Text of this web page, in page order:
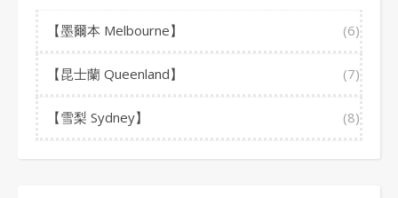
【墨爾本 Melbourne】 (6)
【昆士蘭 Queenland】 (7)
【雪梨 Sydney】 (8)